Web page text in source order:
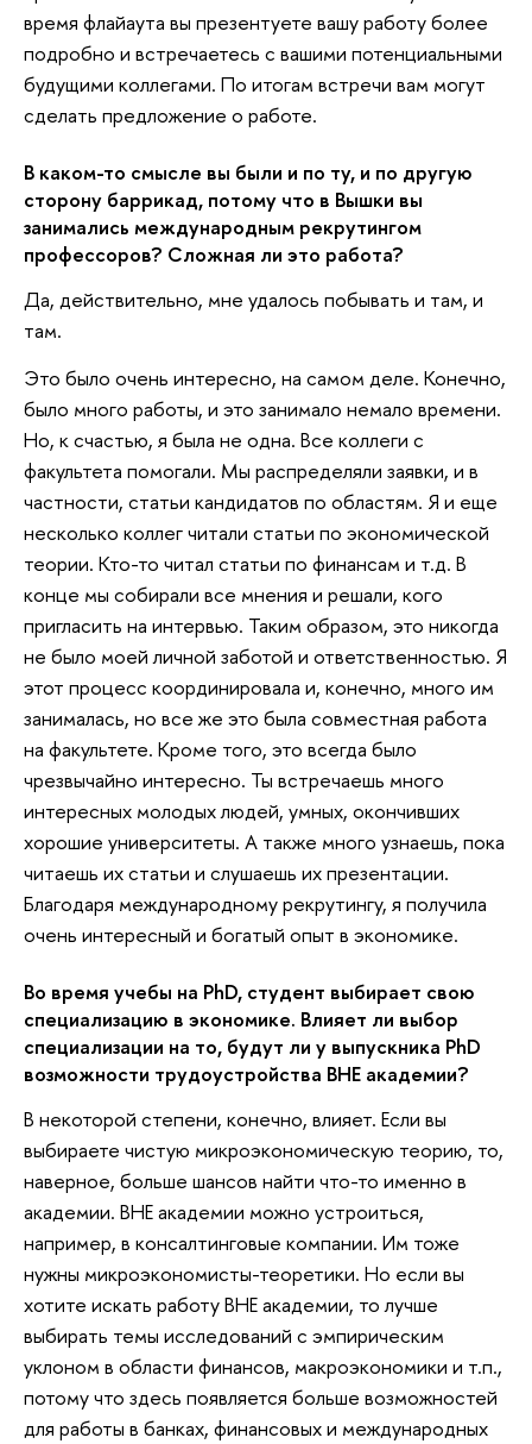
время флайаута вы презентуете вашу работу более
подробно и встречаетесь с вашими потенциальными
будущими коллегами. По итогам встречи вам могут
сделать предложение о работе.
В каком-то смысле вы были и по ту, и по другую
сторону баррикад, потому что в Вышки вы
занимались международным рекрутингом
профессоров? Сложная ли это работа?
Да, действительно, мне удалось побывать и там, и
там.
Это было очень интересно, на самом деле. Конечно,
было много работы, и это занимало немало времени.
Но, к счастью, я была не одна. Все коллеги с
факультета помогали. Мы распределяли заявки, и в
частности, статьи кандидатов по областям. Я и еще
несколько коллег читали статьи по экономической
теории. Кто-то читал статьи по финансам и т.д. В
конце мы собирали все мнения и решали, кого
пригласить на интервью. Таким образом, это никогда
не было моей личной заботой и ответственностью. Я
этот процесс координировала и, конечно, много им
занималась, но все же это была совместная работа
на факультете. Кроме того, это всегда было
чрезвычайно интересно. Ты встречаешь много
интересных молодых людей, умных, окончивших
хорошие университеты. А также много узнаешь, пока
читаешь их статьи и слушаешь их презентации.
Благодаря международному рекрутингу, я получила
очень интересный и богатый опыт в экономике.
Во время учебы на PhD, студент выбирает свою
специализацию в экономике. Влияет ли выбор
специализации на то, будут ли у выпускника PhD
возможности трудоустройства ВНЕ академии?
В некоторой степени, конечно, влияет. Если вы
выбираете чистую микроэкономическую теорию, то,
наверное, больше шансов найти что-то именно в
академии. ВНЕ академии можно устроиться,
например, в консалтинговые компании. Им тоже
нужны микроэкономисты-теоретики. Но если вы
хотите искать работу ВНЕ академии, то лучше
выбирать темы исследований с эмпирическим
уклоном в области финансов, макроэкономики и т.п.,
потому что здесь появляется больше возможностей
для работы в банках, финансовых и международных